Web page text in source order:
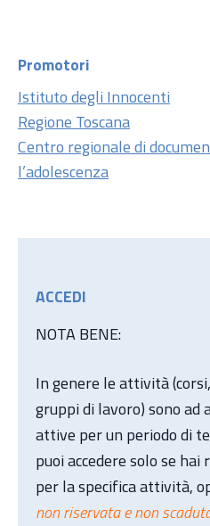
Promotori
Istituto degli Innocenti
Regione Toscana
Centro regionale di
l’adolescenza
ACCEDI
NOTA BENE:
In genere le attività
gruppi di lavoro) sono ad
attive per un periodo di
puoi accedere solo se
per la specifica attività,
non riservata e non